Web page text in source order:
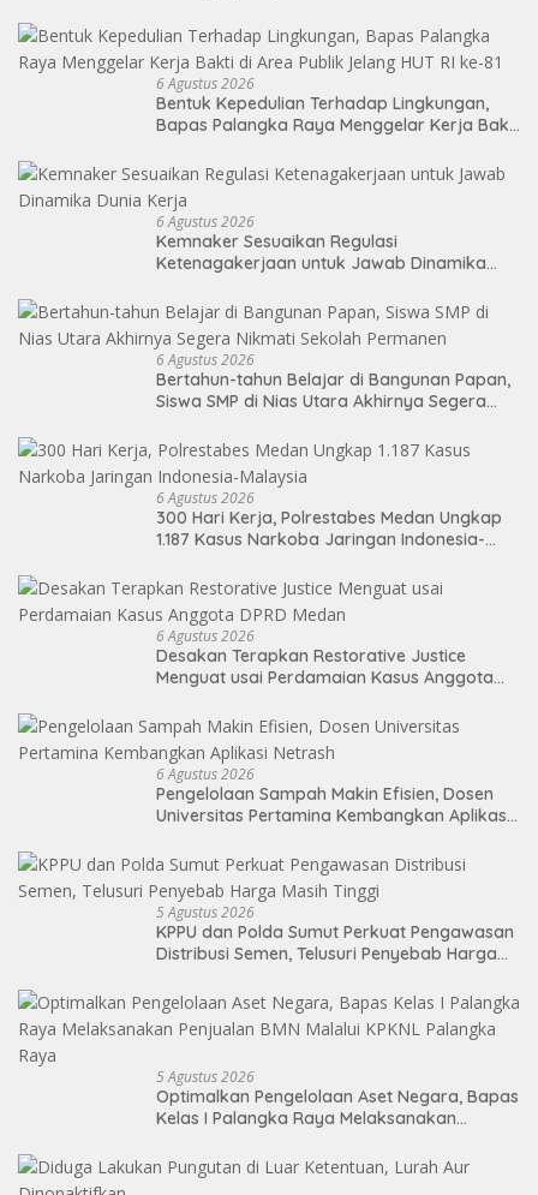
6 Agustus 2026
Bentuk Kepedulian Terhadap Lingkungan,
Bapas Palangka Raya Menggelar Kerja Bakti
6 Agustus 2026
Kemnaker Sesuaikan Regulasi
Ketenagakerjaan untuk Jawab Dinamika
6 Agustus 2026
Bertahun-tahun Belajar di Bangunan Papan,
Siswa SMP di Nias Utara Akhirnya Segera
6 Agustus 2026
300 Hari Kerja, Polrestabes Medan Ungkap
1.187 Kasus Narkoba Jaringan Indonesia-
6 Agustus 2026
Desakan Terapkan Restorative Justice
Menguat usai Perdamaian Kasus Anggota
6 Agustus 2026
Pengelolaan Sampah Makin Efisien, Dosen
Universitas Pertamina Kembangkan Aplikasi
5 Agustus 2026
KPPU dan Polda Sumut Perkuat Pengawasan
Distribusi Semen, Telusuri Penyebab Harga
5 Agustus 2026
Optimalkan Pengelolaan Aset Negara, Bapas
Kelas I Palangka Raya Melaksanakan